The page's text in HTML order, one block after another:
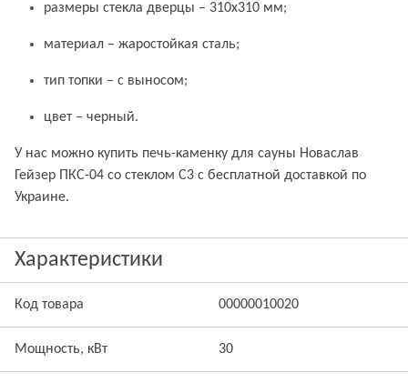
размеры стекла дверцы – 310х310 мм;
материал – жаростойкая сталь;
тип топки – с выносом;
цвет – черный.
У нас можно купить печь-каменку для сауны Новаслав
Гейзер ПКС-04 со стеклом С3 с бесплатной доставкой по
Украине.
Характеристики
Код товара 00000010020
Мощность, кВт 30